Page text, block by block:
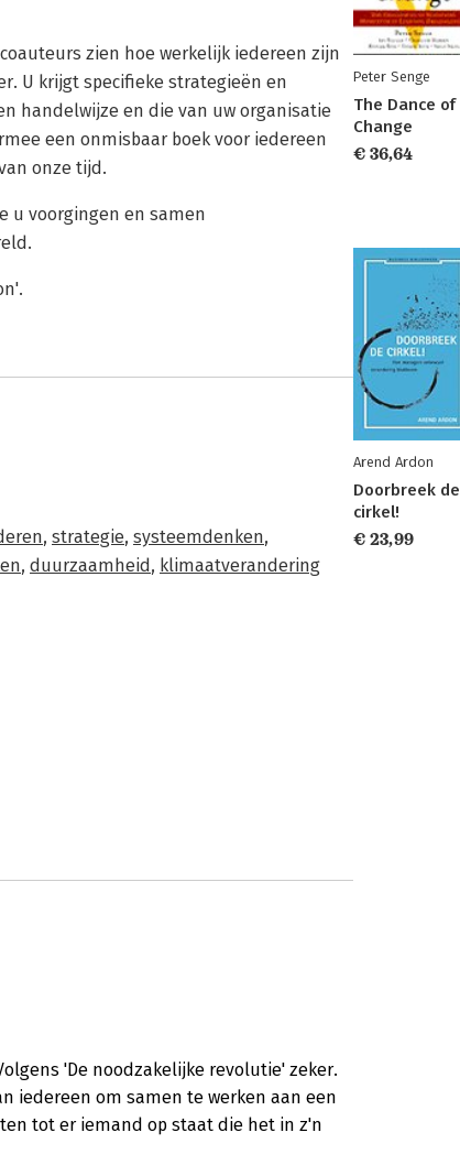
zien hoe werkelijk iedereen zijn
U krijgt specifieke strategieën en
handelwijze en die van uw organisatie
een onmisbaar boek voor iedereen
onze tijd.
u voorgingen en samen
, strategie, systeemdenken,
, duurzaamheid, klimaatverandering
'De noodzakelijke revolutie' zeker.
iedereen om samen te werken aan een
tot er iemand op staat die het in z'n
Peter Senge
The Dance of
Change
€ 36,64
Arend Ardon
Doorbreek de
cirkel!
€ 23,99